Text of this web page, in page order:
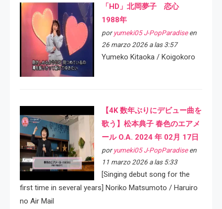
「HD」北岡夢子 恋心
1988年
por yumeki05 J-PopParadiseen
26 marzo 2026 a las 3:57
Yumeko Kitaoka / Koigokoro
【4K 数年ぶりにデビュー曲を
歌う】松本典子 春色のエアメ
ール O.A. 2024 年 02月 17日
por yumeki05 J-PopParadiseen
11 marzo 2026 a las 5:33
[Singing debut song for the
first time in several years] Noriko Matsumoto / Haruiro
no Air Mail